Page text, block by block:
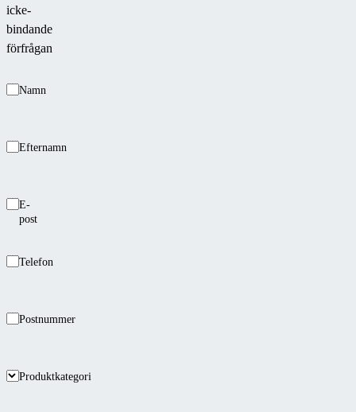
icke-
bindande
förfrågan
Namn
Efternamn
E-
post
Telefon
Postnummer
Produktkategori